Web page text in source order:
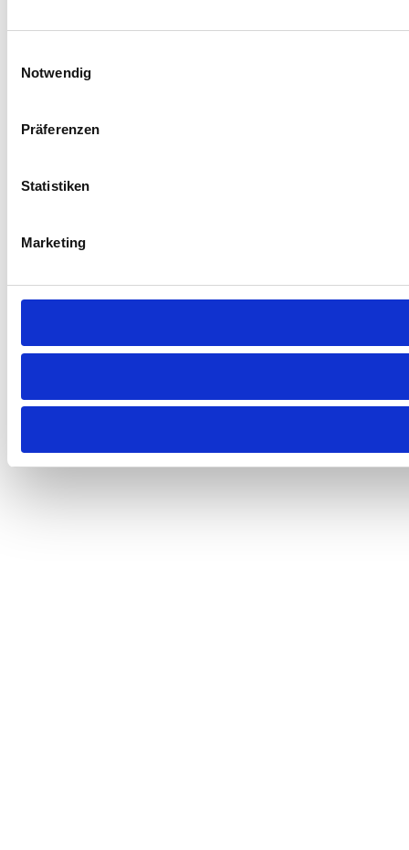
Notwendig
Präferenzen
Statistiken
Marketing